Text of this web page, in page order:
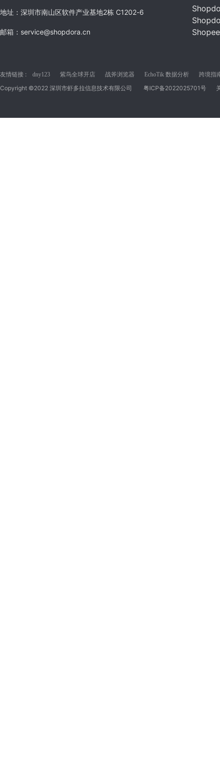
地址：深圳市南山区软件产业基地2栋 C1202-6
邮箱：service@shopdora.cn
友情链接 : dny123 紫鸟全球开店 战斧浏览器 EchoTik 数据分析 跨境指
Copyright ©2022 深圳市虾多拉信息技术有限公司 粤ICP备2022025701号